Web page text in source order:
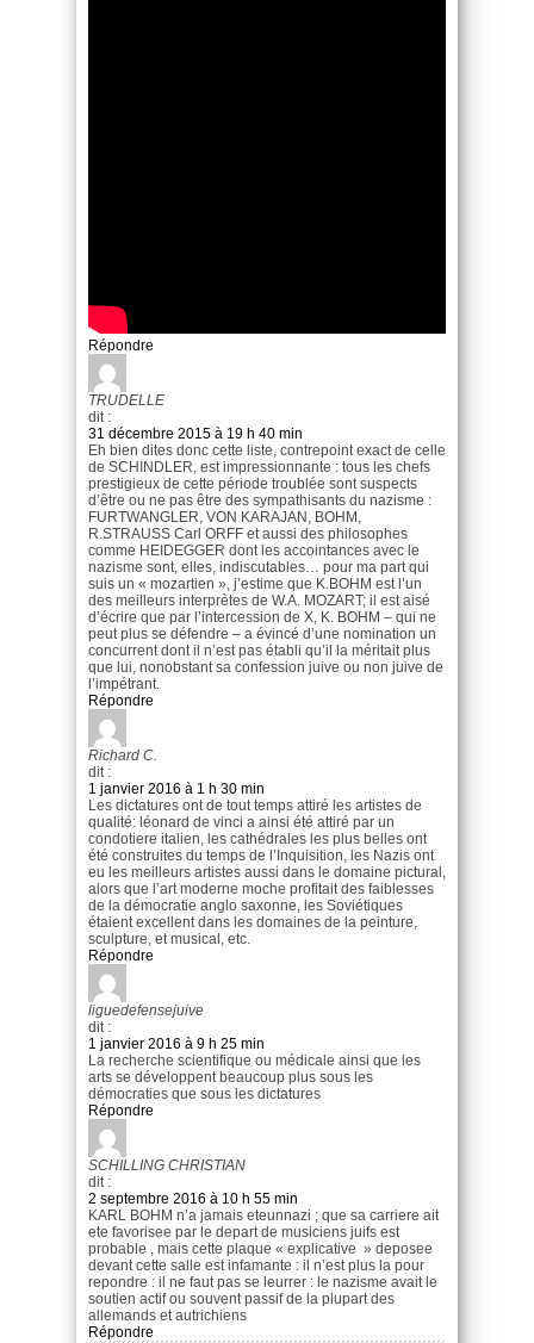
Répondre
TRUDELLE
dit :
31 décembre 2015 à 19 h 40 min
Eh bien dites donc cette liste, contrepoint exact de celle
de SCHINDLER, est impressionnante : tous les chefs
prestigieux de cette période troublée sont suspects
d’être ou ne pas être des sympathisants du nazisme :
FURTWANGLER, VON KARAJAN, BOHM,
R.STRAUSS Carl ORFF et aussi des philosophes
comme HEIDEGGER dont les accointances avec le
nazisme sont, elles, indiscutables… pour ma part qui
suis un « mozartien », j’estime que K.BOHM est l’un
des meilleurs interprètes de W.A. MOZART; il est aisé
d’écrire que par l’intercession de X, K. BOHM – qui ne
peut plus se défendre – a évincé d’une nomination un
concurrent dont il n’est pas établi qu’il la méritait plus
que lui, nonobstant sa confession juive ou non juive de
l’impétrant.
Répondre
Richard C.
dit :
1 janvier 2016 à 1 h 30 min
Les dictatures ont de tout temps attiré les artistes de
qualité: léonard de vinci a ainsi été attiré par un
condotiere italien, les cathédrales les plus belles ont
été construites du temps de l’Inquisition, les Nazis ont
eu les meilleurs artistes aussi dans le domaine pictural,
alors que l’art moderne moche profitait des faiblesses
de la démocratie anglo saxonne, les Soviétiques
étaient excellent dans les domaines de la peinture,
sculpture, et musical, etc.
Répondre
liguedefensejuive
dit :
1 janvier 2016 à 9 h 25 min
La recherche scientifique ou médicale ainsi que les
arts se développent beaucoup plus sous les
démocraties que sous les dictatures
Répondre
SCHILLING CHRISTIAN
dit :
2 septembre 2016 à 10 h 55 min
KARL BOHM n’a jamais eteunnazi ; que sa carriere ait
ete favorisee par le depart de musiciens juifs est
probable , mais cette plaque « explicative » deposee
devant cette salle est infamante : il n’est plus la pour
repondre : il ne faut pas se leurrer : le nazisme avait le
soutien actif ou souvent passif de la plupart des
allemands et autrichiens
Répondre